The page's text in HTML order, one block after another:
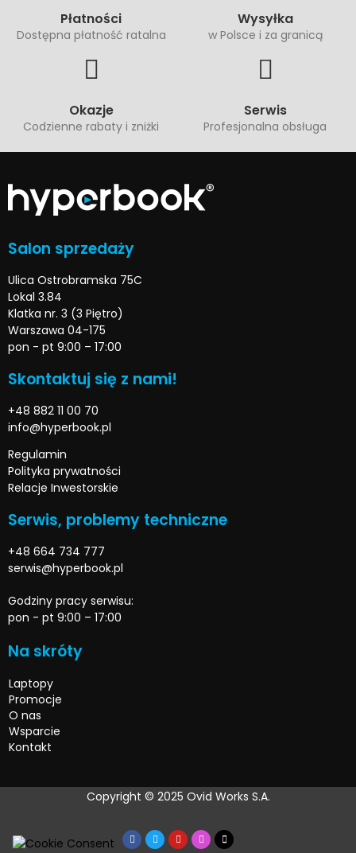
Płatności
Dostępna płatność ratalna
Wysyłka
w Polsce i za granicą
Okazje
Codzienne rabaty i zniżki
Serwis
Profesjonalna obsługa
Salon sprzedaży
Ulica Ostrobramska 75C
Lokal 3.84
Klatka nr. 3 (3 Piętro)
Warszawa 04-175
pon - pt 9:00 – 17:00
Skontaktuj się z nami!
+48 882 11 00 70
info@hyperbook.pl
Regulamin
Polityka prywatności
Relacje Inwestorskie
Serwis, problemy techniczne
+48 664 734 777
serwis@hyperbook.pl
Godziny pracy serwisu:
pon - pt 9:00 – 17:00
Na skróty
Laptopy
Promocje
O nas
Wsparcie
Kontakt
Copyright © 2025 Ovid Works S.A.